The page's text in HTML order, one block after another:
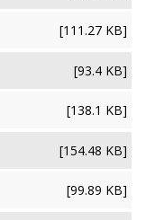
[111.27 KB]
[93.4 KB]
[138.1 KB]
[154.48 KB]
[99.89 KB]